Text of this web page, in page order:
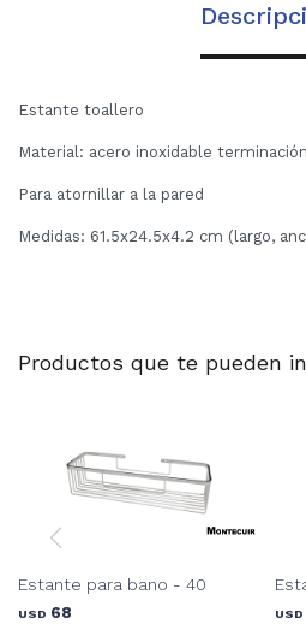
Estante toallero
Material: acero inoxidable
Para atornillar a la pared
Medidas: 61.5x24.5x4.2 cm (largo,
Productos que te pueden
Estante para bano - 40
USD 68 USD